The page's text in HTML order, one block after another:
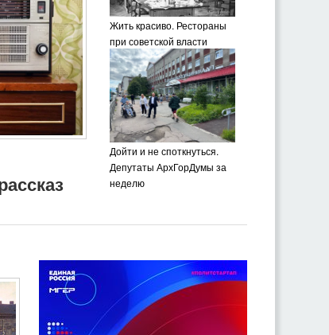
Жить красиво. Рестораны
при советской власти
Дойти и не споткнуться.
Депутаты АрхГорДумы за
неделю